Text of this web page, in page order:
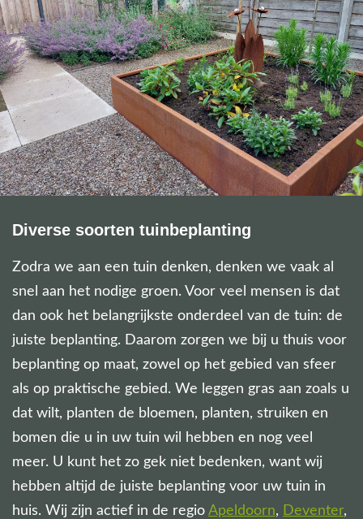
Diverse soorten tuinbeplanting
Zodra we aan een tuin denken, denken we vaak al
snel aan het nodige groen. Voor veel mensen is dat
dan ook het belangrijkste onderdeel van de tuin: de
juiste beplanting. Daarom zorgen we bij u thuis voor
beplanting op maat, zowel op het gebied van sfeer
als op praktische gebied. We leggen gras aan zoals u
dat wilt, planten de bloemen, planten, struiken en
bomen die u in uw tuin wil hebben en nog veel
meer. U kunt het zo gek niet bedenken, want wij
hebben altijd de juiste beplanting voor uw tuin in
huis. Wij zijn actief in de regio Apeldoorn, Deventer,